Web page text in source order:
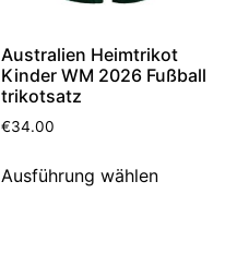
Australien Heimtrikot
Kinder WM 2026 Fußball
trikotsatz
€34.00
Ausführung wählen